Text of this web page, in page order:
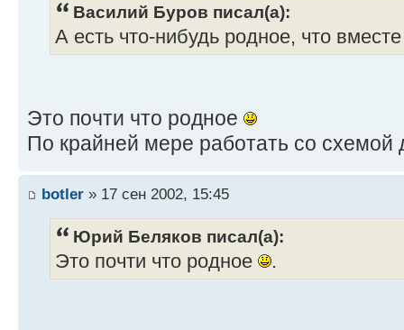
Василий Буров писал(а):
А есть что-нибудь родное, что
Это почти что родное
По крайней мере работать со схемой
botler » 17 сен 2002, 15:45
Юрий Беляков писал(а):
Это почти что родное .